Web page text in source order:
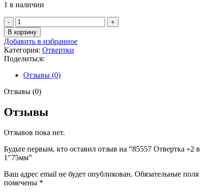
1 в наличии
Количество
товара
85557
Отвертка
"2
в
1"75мм
В корзину
Добавить в избранное
Категория: Отвертки
Поделиться:
Отзывы (0)
Отзывы (0)
Отзывы
Отзывов пока нет.
Будьте первым, кто оставил отзыв на “85557 Отвертка «2 в
1″75мм”
Ваш адрес email не будет опубликован. Обязательные поля
помечены *